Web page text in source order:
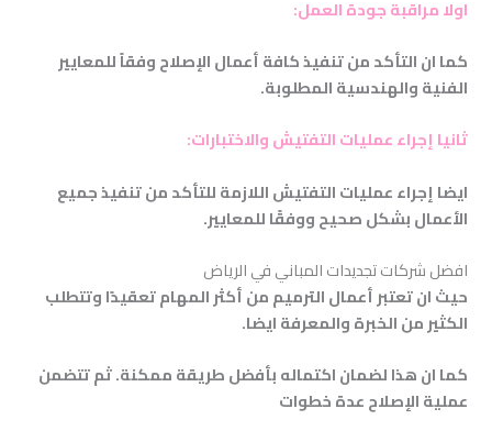
اولا مراقبة جودة العمل:
كما ان التأكد من تنفيذ كافة أعمال الإصلاح وفقاً للمعايير
الفنية والهندسية المطلوبة.
ثانيا إجراء عمليات التفتيش والاختبارات:
ايضا إجراء عمليات التفتيش اللازمة للتأكد من تنفيذ جميع
الأعمال بشكل صحيح ووفقًا للمعايير.
افضل شركات تجديدات المباني في الرياض
حيث انتعتبر أعمال الترميم من أكثر المهام تعقيدًاوتتطلب
الكثير من الخبرة والمعرفة ايضا.
كما ان هذا لضمان اكتماله بأفضل طريقة ممكنة. ثم تتضمن
عملية الإصلاح عدة خطوات